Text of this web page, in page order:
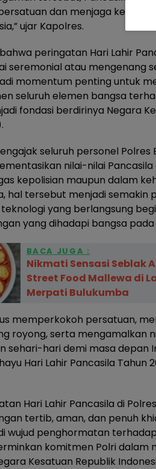
dan menjaga keutuhan
ujar Kapolres.
peringatan Hari Lahir
seremonial atau mengenang
momentum penting untuk
seluruh elemen bangsa
fondasi berdirinya Negara
seluruh personel Polres
nilai-nilai Pancasila
kepolisian maupun dalam
hal tersebut menjadi semakin
yang berlangsung
yang dihadapi bangsa
BACA JUGA :
Nikmati Sensasi Seblak
Street Food Mallewa di
Merpati Bulukumba
memperkokoh persatuan,
royong, serta mengamalkan
sehari-hari demi masa depan
Hari Lahir Pancasila Tahun
Hari Lahir Pancasila di
tertib, aman, dan penuh
wujud penghormatan
komitmen Polri dalam
Kesatuan Republik